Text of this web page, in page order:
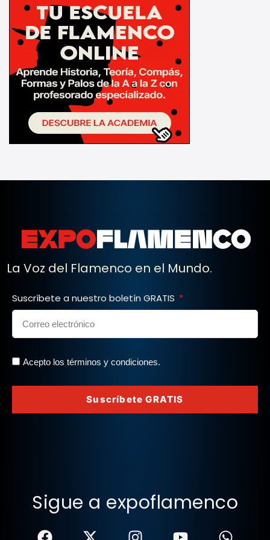
La Voz del Flamenco en el Mundo.
Suscríbete a nuestro boletín GRATIS
Acepto los términos y condiciones.
Suscríbete GRATIS
Sigue a expoflamenco